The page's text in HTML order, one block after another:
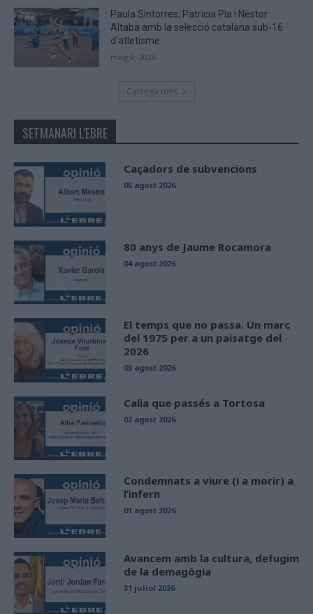
Paula Sintorres, Patrícia Pla i Néstor
Altaba amb la selecció catalana sub-16
d’atletisme
maig 8, 2026
Carrega més
SETMANARI L'EBRE
Caçadors de subvencions
05 agost 2026
80 anys de Jaume Rocamora
04 agost 2026
El temps que no passa. Un marc
del 1975 per a un paisatge del
2026
03 agost 2026
Calia que passés a Tortosa
02 agost 2026
Condemnats a viure (i a morir) a
l’infern
01 agost 2026
Avancem amb la cultura, defugim
de la demagògia
31 juliol 2026